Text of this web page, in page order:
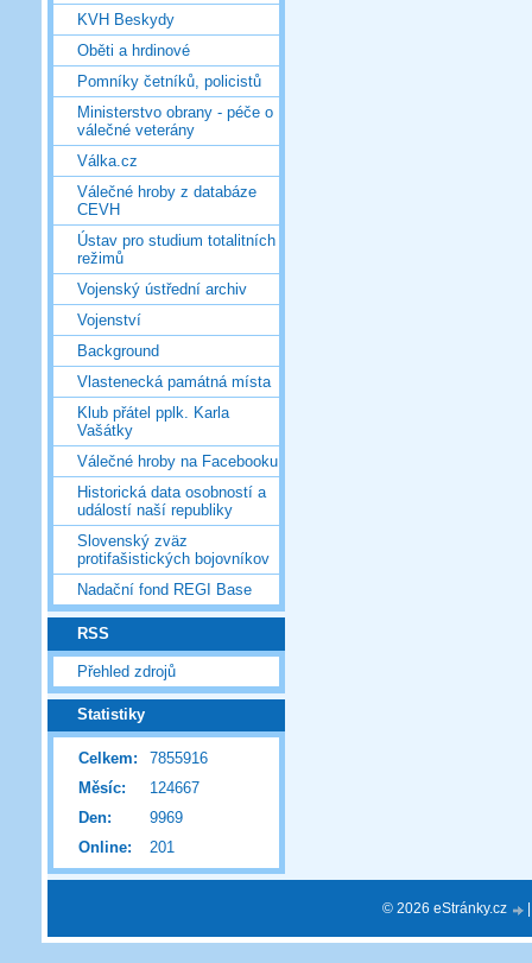
KVH Beskydy
Oběti a hrdinové
Pomníky četníků, policistů
Ministerstvo obrany - péče o
válečné veterány
Válka.cz
Válečné hroby z databáze
CEVH
Ústav pro studium totalitních
režimů
Vojenský ústřední archiv
Vojenství
Background
Vlastenecká památná místa
Klub přátel pplk. Karla
Vašátky
Válečné hroby na Facebooku
Historická data osobností a
událostí naší republiky
Slovenský zväz
protifašistických bojovníkov
Nadační fond REGI Base
RSS
Přehled zdrojů
Statistiky
Online: 201
Celkem:
7855916
Měsíc:
124667
Den:
9969
© 2026 eStránky.cz